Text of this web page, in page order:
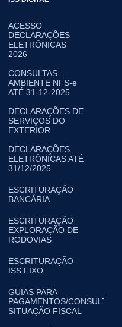
ACESSO
DECLARAÇÕES
ELETRÔNICAS
2026
CONSULTAS
AMBIENTE NFS-e
ATÉ 31-12-2025
DECLARAÇÕES DE
SERVIÇOS DO
EXTERIOR
DECLARAÇÕES
ELETRÔNICAS ATÉ
31/12/2025
ESCRITURAÇÃO
BANCÁRIA
ESCRITURAÇÃO
EXPLORAÇÃO DE
RODOVIAS
ESCRITURAÇÃO
ISS FIXO
GUIAS PARA
PAGAMENTOS/CONSULTA
SITUAÇÃO FISCAL